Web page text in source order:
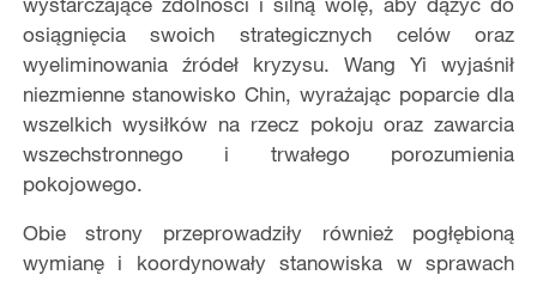
osiągnięcia swoich strategicznych celów oraz
wyeliminowania źródeł kryzysu. Wang Yi wyjaśnił
niezmienne stanowisko Chin, wyrażając poparcie dla
wszelkich wysiłków na rzecz pokoju oraz zawarcia
wszechstronnego i trwałego porozumienia
pokojowego.
Obie strony przeprowadziły również pogłębioną
wymianę i koordynowały stanowiska w sprawach